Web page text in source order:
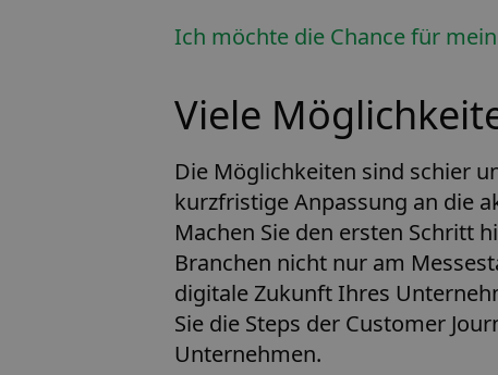
Ich möchte die Chance für
Viele
Die Möglichkeiten sind schier
kurzfristige Anpassung an die
Machen Sie den ersten Schritt
Branchen nicht nur am
digitale Zukunft Ihres
Sie die Steps der Customer
Unternehmen.